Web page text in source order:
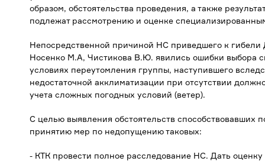
образом, обстоятельства проведения, а также
подлежат рассмотрению и оценке
Непосредственной причиной НС приведшего к
Носенко М.А, Чистикова В.Ю. явились ошибки выбора
условиях переутомления группы, наступившего
недостаточной акклиматизации при отсутствии
учета сложных погодных условий (ветер).
С целью выявления обстоятельств
принятию мер по недопущению таковых:
- КТК провести полное расследование НС. Дать